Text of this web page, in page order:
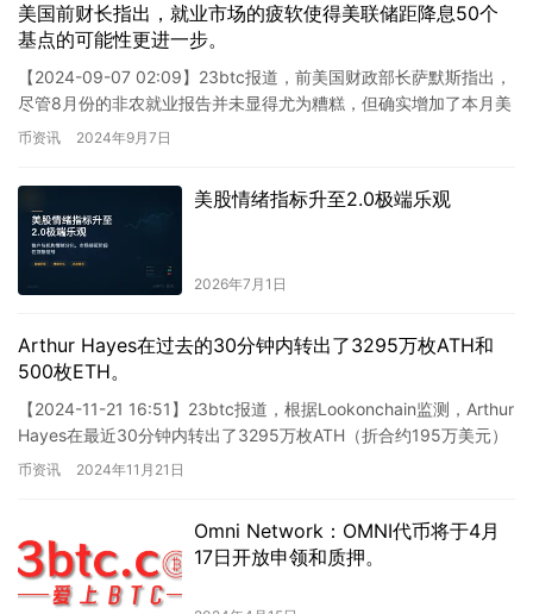
美国前财长指出，就业市场的疲软使得美联储距降息50个
基点的可能性更进一步。
【2024-09-07 02:09】23btc报道，前美国财政部长萨默斯指出，
尽管8月份的非农就业报告并未显得尤为糟糕，但确实增加了本月美
联储降息预测的难度。萨默斯在采访中表示：“…
币资讯 2024年9月7日
美股情绪指标升至2.0极端乐观
2026年7月1日
Arthur Hayes在过去的30分钟内转出了3295万枚ATH和
500枚ETH。
【2024-11-21 16:51】23btc报道，根据Lookonchain监测，Arthur
Hayes在最近30分钟内转出了3295万枚ATH（折合约195万美元）
和500枚…
币资讯 2024年11月21日
Omni Network：OMNI代币将于4月
17日开放申领和质押。